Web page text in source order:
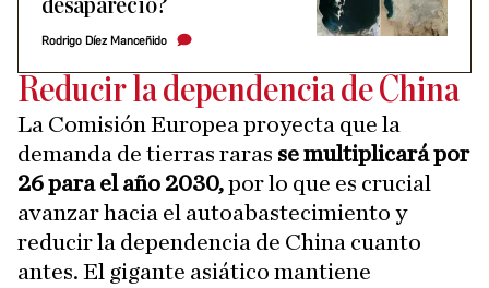
desapareció?
Rodrigo Díez Manceñido
Reducir la dependencia de China
La Comisión Europea proyecta que la
demanda de tierras raras se multiplicará por
26 para el año 2030,por lo que es crucial
avanzar hacia el autoabastecimiento y
reducir la dependencia de China cuanto
antes. El gigante asiático mantiene